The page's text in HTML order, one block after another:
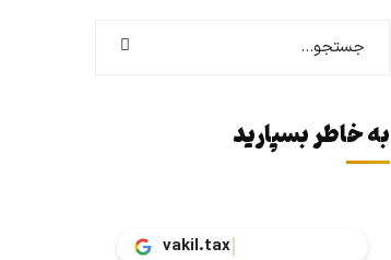
به خاطر بسپارید
vakil.